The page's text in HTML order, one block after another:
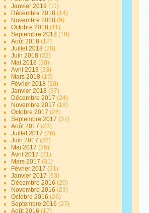
Janvier 2019(11)
Décembre 2018(14)
Novembre 2018(9)
Octobre 2018(11)
Septembre 2018(18)
Août 2018(12)
Juillet 2018(28)
Juin 2018(22)
Mai 2018(30)
Avril 2018(33)
Mars 2018(19)
Février 2018(20)
Janvier 2018(37)
Décembre 2017(24)
Novembre 2017(18)
Octobre 2017(26)
Septembre 2017(37)
Août 2017(23)
Juillet 2017(26)
Juin 2017(28)
Mai 2017(26)
Avril 2017(31)
Mars 2017(31)
Février 2017(31)
Janvier 2017(33)
Décembre 2016(20)
Novembre 2016(23)
Octobre 2016(26)
Septembre 2016(27)
Août 2016(17)